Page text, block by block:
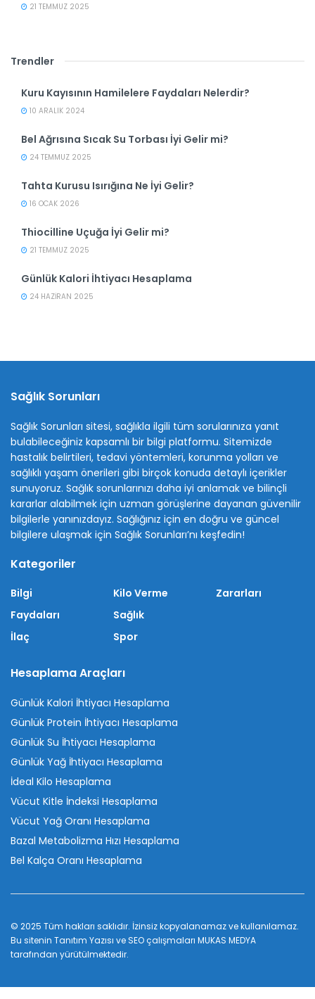
21 TEMMUZ 2025
Trendler
Kuru Kayısının Hamilelere Faydaları Nelerdir?
10 ARALIK 2024
Bel Ağrısına Sıcak Su Torbası İyi Gelir mi?
24 TEMMUZ 2025
Tahta Kurusu Isırığına Ne İyi Gelir?
16 OCAK 2026
Thiocilline Uçuğa İyi Gelir mi?
21 TEMMUZ 2025
Günlük Kalori İhtiyacı Hesaplama
24 HAZIRAN 2025
Sağlık Sorunları
Sağlık Sorunları sitesi, sağlıkla ilgili tüm sorularınıza yanıt
bulabileceğiniz kapsamlı bir bilgi platformu. Sitemizde
hastalık belirtileri, tedavi yöntemleri, korunma yolları ve
sağlıklı yaşam önerileri gibi birçok konuda detaylı içerikler
sunuyoruz. Sağlık sorunlarınızı daha iyi anlamak ve bilinçli
kararlar alabilmek için uzman görüşlerine dayanan güvenilir
bilgilerle yanınızdayız. Sağlığınız için en doğru ve güncel
bilgilere ulaşmak için Sağlık Sorunları’nı keşfedin!
Kategoriler
Bilgi
Faydaları
İlaç
Kilo Verme
Sağlık
Spor
Zararları
Hesaplama Araçları
Günlük Kalori İhtiyacı Hesaplama
Günlük Protein İhtiyacı Hesaplama
Günlük Su İhtiyacı Hesaplama
Günlük Yağ İhtiyacı Hesaplama
İdeal Kilo Hesaplama
Vücut Kitle İndeksi Hesaplama
Vücut Yağ Oranı Hesaplama
Bazal Metabolizma Hızı Hesaplama
Bel Kalça Oranı Hesaplama
© 2025 Tüm hakları saklıdır. İzinsiz kopyalanamaz ve kullanılamaz.
Bu sitenin Tanıtım Yazısı ve SEO çalışmaları MUKAS MEDYA
tarafından yürütülmektedir.